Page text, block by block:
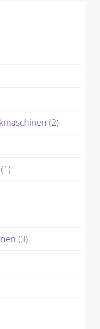
(2)
(3)